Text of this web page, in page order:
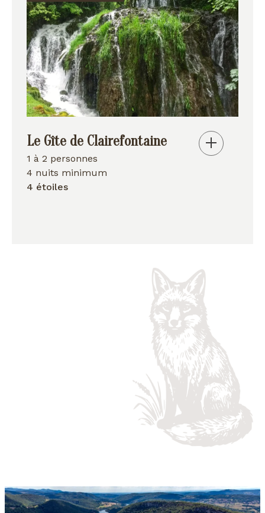
Le Gîte de Clairefontaine
1 à 2 personnes
4 nuits minimum
4 étoiles